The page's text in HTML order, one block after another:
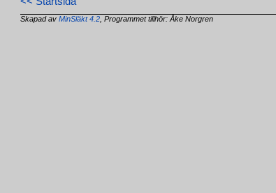
Skapad avMinSläkt 4.2 , Programmet tillhör: Åke Norgren